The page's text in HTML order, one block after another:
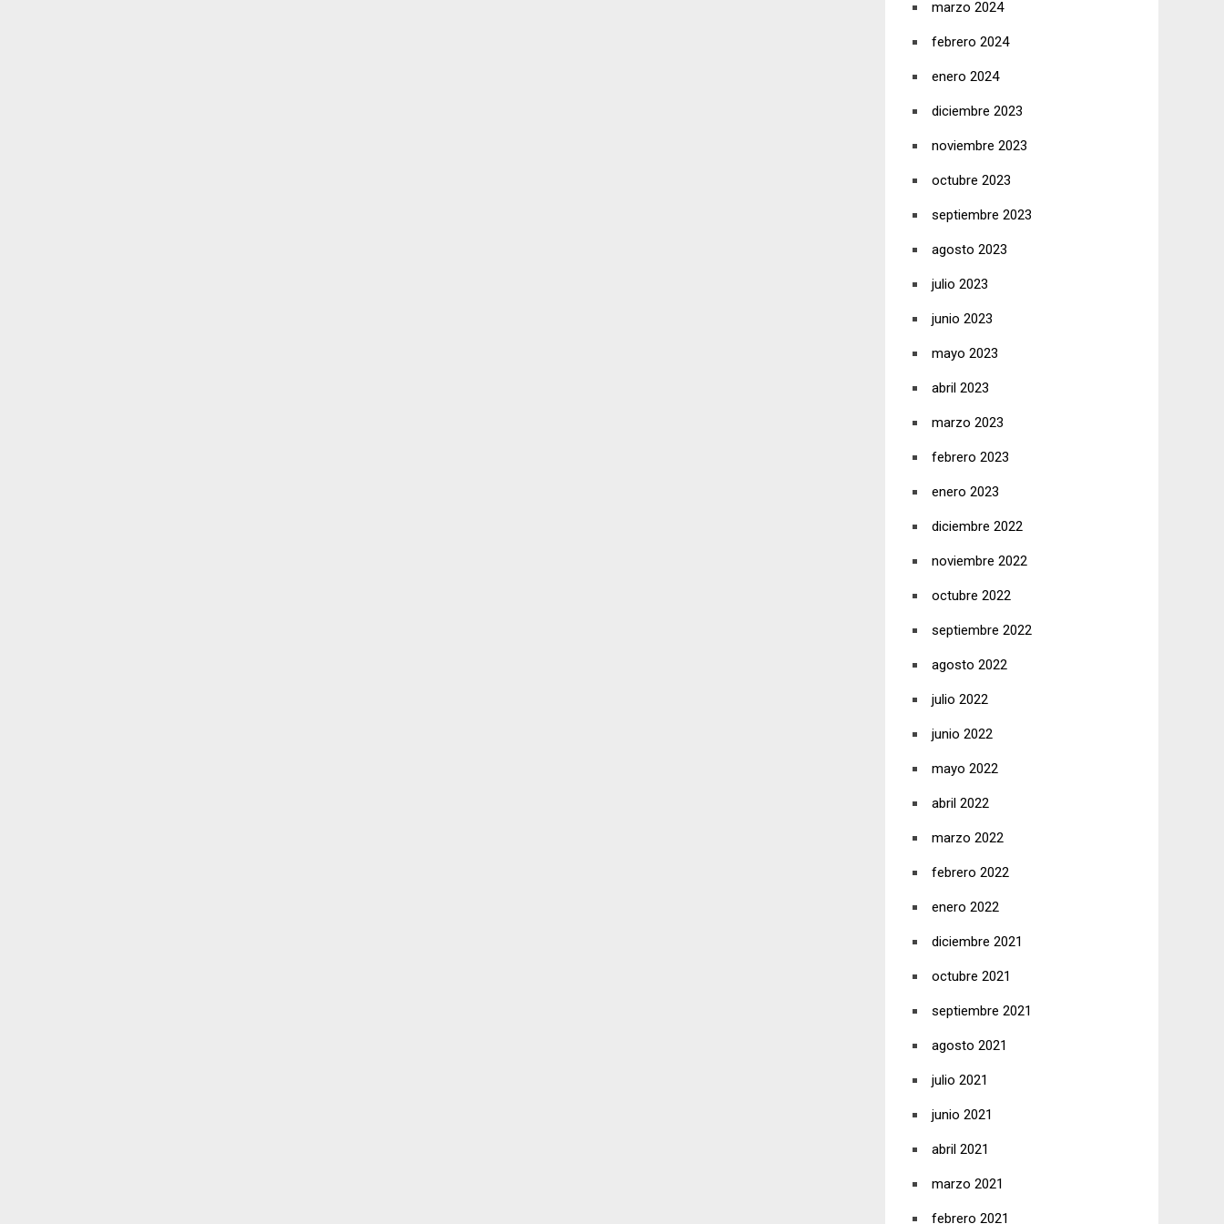
marzo 2024
febrero 2024
enero 2024
diciembre 2023
noviembre 2023
octubre 2023
septiembre 2023
agosto 2023
julio 2023
junio 2023
mayo 2023
abril 2023
marzo 2023
febrero 2023
enero 2023
diciembre 2022
noviembre 2022
octubre 2022
septiembre 2022
agosto 2022
julio 2022
junio 2022
mayo 2022
abril 2022
marzo 2022
febrero 2022
enero 2022
diciembre 2021
octubre 2021
septiembre 2021
agosto 2021
julio 2021
junio 2021
abril 2021
marzo 2021
febrero 2021